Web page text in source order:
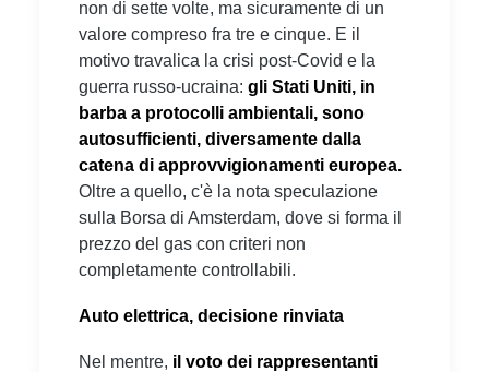
non di sette volte, ma sicuramente di un
valore compreso fra tre e cinque. E il
motivo travalica la crisi post-Covid e la
guerra russo-ucraina: gli Stati Uniti, in
barba a protocolli ambientali, sono
autosufficienti, diversamente dalla
catena di approvvigionamenti europea.
Oltre a quello, c'è la nota speculazione
sulla Borsa di Amsterdam, dove si forma il
prezzo del gas con criteri non
completamente controllabili.
Auto elettrica, decisione rinviata
Nel mentre, il voto dei rappresentanti